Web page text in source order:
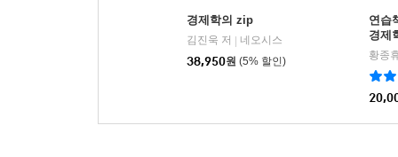
경제학의 zip
김진욱 저
네오시스
38,950원 (5% 할인)
연습
경제
황종